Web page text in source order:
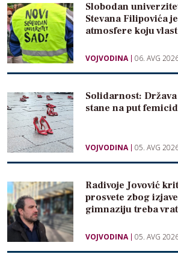
Slobodan
Stevana Filipovića
atmosfere koju
VOJVODINA 06. AVG
Solidarnost:
stane na put
VOJVODINA 05. AVG
Radivoje Jovović
prosvete zbog
gimnaziju treba
VOJVODINA 05. AVG